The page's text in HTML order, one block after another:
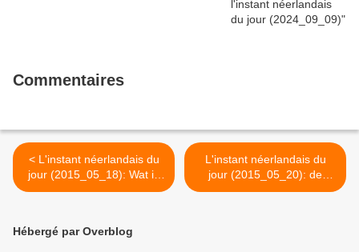
Commentaires
< L'instant néerlandais du
jour (2015_05_18): Wat is
er op tv?
L'instant néerlandais du
jour (2015_05_20): de
televisieserie >
Hébergé par Overblog